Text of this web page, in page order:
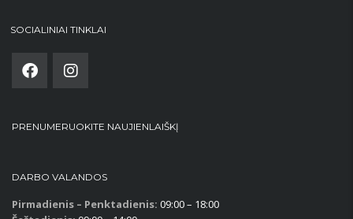
SOCIALINIAI TINKLAI
PRENUMERUOKITE NAUJIENLAIŠKĮ
DARBO VALANDOS
Pirmadienis – Penktadienis: 09:00 – 18:00